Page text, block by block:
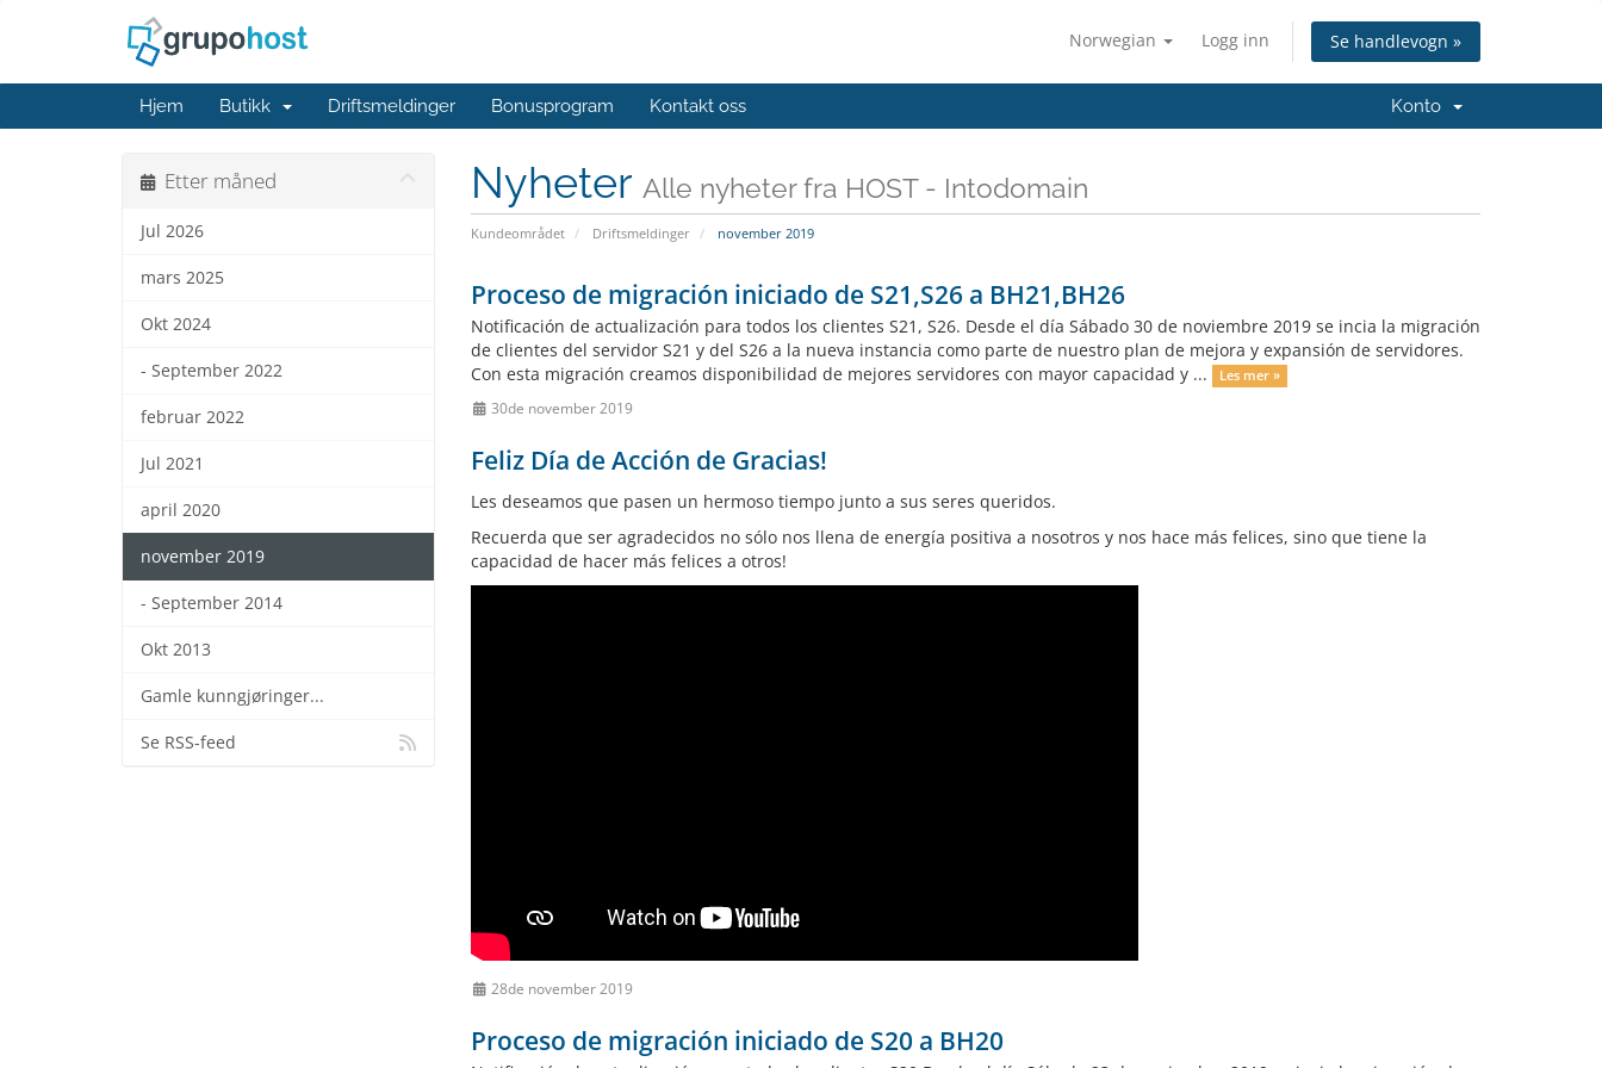
Norwegian Logg inn Se handlevogn »
Hjem Butikk Driftsmeldinger Bonusprogram Kontakt oss Konto
Nyheter Alle nyheter fra HOST - Intodomain
Kundeområdet Driftsmeldinger november 2019
Etter måned
Jul 2026
mars 2025
Okt 2024
- September 2022
februar 2022
Jul 2021
april 2020
november 2019
- September 2014
Okt 2013
Gamle kunngjøringer...
Se RSS-feed
Proceso de migración iniciado de S21,S26 a BH21,BH26
Notificación de actualización para todos los clientes S21, S26. Desde el día Sábado 30 de noviembre 2019 se incia la migración
de clientes del servidor S21 y del S26 a la nueva instancia como parte de nuestro plan de mejora y expansión de servidores.
Con esta migración creamos disponibilidad de mejores servidores con mayor capacidad y ...
Les mer »
30de november 2019
Feliz Día de Acción de Gracias!
Les deseamos que pasen un hermoso tiempo junto a sus seres queridos.
Recuerda que ser agradecidos no sólo nos llena de energía positiva a nosotros y nos hace más felices, sino que tiene la
capacidad de hacer más felices a otros!
28de november 2019
Proceso de migración iniciado de S20 a BH20